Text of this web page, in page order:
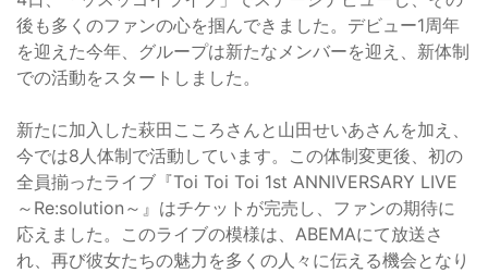
後も多くのファンの心を掴んできました。デビュー1周年
を迎えた今年、グループは新たなメンバーを迎え、新体制
での活動をスタートしました。
新たに加入した萩田こころさんと山田せいあさんを加え、
今では8人体制で活動しています。この体制変更後、初の
全員揃ったライブ『Toi Toi Toi 1st ANNIVERSARY LIVE
～Re:solution～』はチケットが完売し、ファンの期待に
応えました。このライブの模様は、ABEMAにて放送さ
れ、再び彼女たちの魅力を多くの人々に伝える機会となり